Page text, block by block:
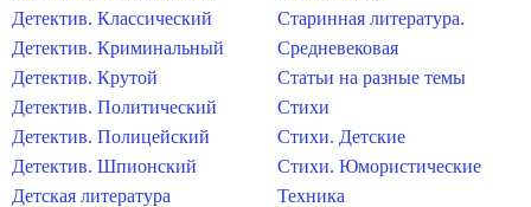
Детектив. Классический
Детектив. Криминальный
Детектив. Крутой
Детектив. Политический
Детектив. Полицейский
Детектив. Шпионский
Детская литература
Старинная литература.
Средневековая
Статьи на разные темы
Стихи
Стихи. Детские
Стихи. Юмористические
Техника